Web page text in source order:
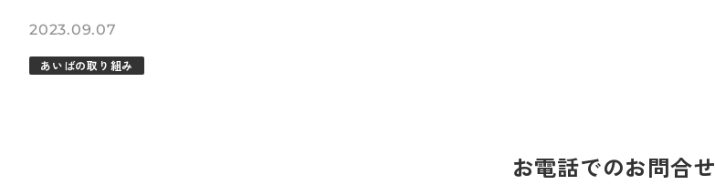
2023.09.07
あいばの取り組み
お電話でのお問合せ